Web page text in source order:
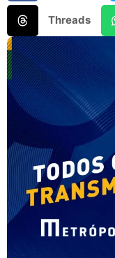
Threads